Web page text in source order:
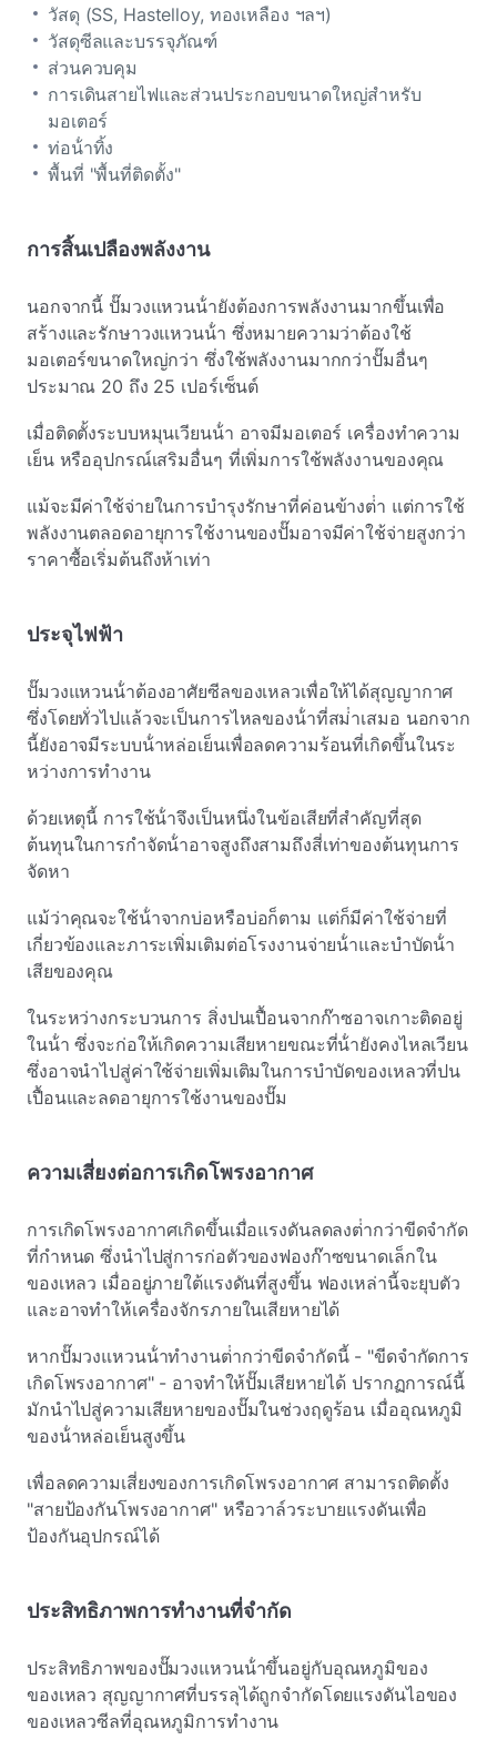
วัสดุ (SS, Hastelloy, ทองเหลือง ฯลฯ)
วัสดุซีลและบรรจุภัณฑ์
ส่วนควบคุม
การเดินสายไฟและส่วนประกอบขนาดใหญ่สําหรับ
มอเตอร์
ท่อน้ําทิ้ง
พื้นที่ "พื้นที่ติดตั้ง"
การสิ้นเปลืองพลังงาน
นอกจากนี้ ปั๊มวงแหวนน้ํายังต้องการพลังงานมากขึ้นเพื่อ
สร้างและรักษาวงแหวนน้ํา ซึ่งหมายความว่าต้องใช้
มอเตอร์ขนาดใหญ่กว่า ซึ่งใช้พลังงานมากกว่าปั๊มอื่นๆ
ประมาณ 20 ถึง 25 เปอร์เซ็นต์
เมื่อติดตั้งระบบหมุนเวียนน้ํา อาจมีมอเตอร์ เครื่องทําความ
เย็น หรืออุปกรณ์เสริมอื่นๆ ที่เพิ่มการใช้พลังงานของคุณ
แม้จะมีค่าใช้จ่ายในการบํารุงรักษาที่ค่อนข้างต่ํา แต่การใช้
พลังงานตลอดอายุการใช้งานของปั๊มอาจมีค่าใช้จ่ายสูงกว่า
ราคาซื้อเริ่มต้นถึงห้าเท่า
ประจุไฟฟ้า
ปั๊มวงแหวนน้ําต้องอาศัยซีลของเหลวเพื่อให้ได้สุญญากาศ
ซึ่งโดยทั่วไปแล้วจะเป็นการไหลของน้ําที่สม่ําเสมอ นอกจาก
นี้ยังอาจมีระบบน้ําหล่อเย็นเพื่อลดความร้อนที่เกิดขึ้นในระ
หว่างการทํางาน
ด้วยเหตุนี้ การใช้น้ําจึงเป็นหนึ่งในข้อเสียที่สําคัญที่สุด
ต้นทุนในการกําจัดน้ําอาจสูงถึงสามถึงสี่เท่าของต้นทุนการ
จัดหา
แม้ว่าคุณจะใช้น้ําจากบ่อหรือบ่อก็ตาม แต่ก็มีค่าใช้จ่ายที่
เกี่ยวข้องและภาระเพิ่มเติมต่อโรงงานจ่ายน้ําและบําบัดน้ํา
เสียของคุณ
ในระหว่างกระบวนการ สิ่งปนเปื้อนจากก๊าซอาจเกาะติดอยู่
ในน้ํา ซึ่งจะก่อให้เกิดความเสียหายขณะที่น้ํายังคงไหลเวียน
ซึ่งอาจนําไปสู่ค่าใช้จ่ายเพิ่มเติมในการบําบัดของเหลวที่ปน
เปื้อนและลดอายุการใช้งานของปั๊ม
ความเสี่ยงต่อการเกิดโพรงอากาศ
การเกิดโพรงอากาศเกิดขึ้นเมื่อแรงดันลดลงต่ํากว่าขีดจํากัด
ที่กําหนด ซึ่งนําไปสู่การก่อตัวของฟองก๊าซขนาดเล็กใน
ของเหลว เมื่ออยู่ภายใต้แรงดันที่สูงขึ้น ฟองเหล่านี้จะยุบตัว
และอาจทําให้เครื่องจักรภายในเสียหายได้
หากปั๊มวงแหวนน้ําทํางานต่ํากว่าขีดจํากัดนี้ - "ขีดจํากัดการ
เกิดโพรงอากาศ" - อาจทําให้ปั๊มเสียหายได้ ปรากฏการณ์นี้
มักนําไปสู่ความเสียหายของปั๊มในช่วงฤดูร้อน เมื่ออุณหภูมิ
ของน้ําหล่อเย็นสูงขึ้น
เพื่อลดความเสี่ยงของการเกิดโพรงอากาศ สามารถติดตั้ง
"สายป้องกันโพรงอากาศ" หรือวาล์วระบายแรงดันเพื่อ
ป้องกันอุปกรณ์ได้
ประสิทธิภาพการทํางานที่จํากัด
ประสิทธิภาพของปั๊มวงแหวนน้ําขึ้นอยู่กับอุณหภูมิของ
ของเหลว สุญญากาศที่บรรลุได้ถูกจํากัดโดยแรงดันไอของ
ของเหลวซีลที่อุณหภูมิการทํางาน